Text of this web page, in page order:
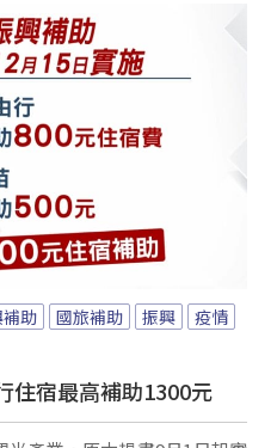
助 國旅補助 振興
疫情
住宿最高補助1300元